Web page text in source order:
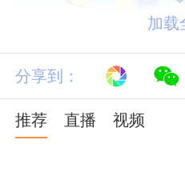
加载
分享到：
推荐 直播 视频